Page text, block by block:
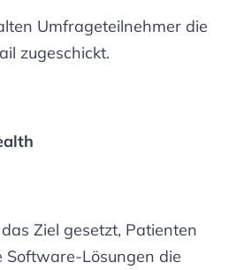
Umfrageteilnehmer die
zugeschickt.
Ziel gesetzt, Patienten
Software-Lösungen die